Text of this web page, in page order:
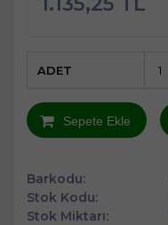
ADET
Sepete Ekle
Barkodu:
Stok Kodu:
Stok Miktarı: